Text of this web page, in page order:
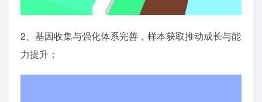
2、基因收集与强化体系完善，样本获取推动成长与能
力提升；